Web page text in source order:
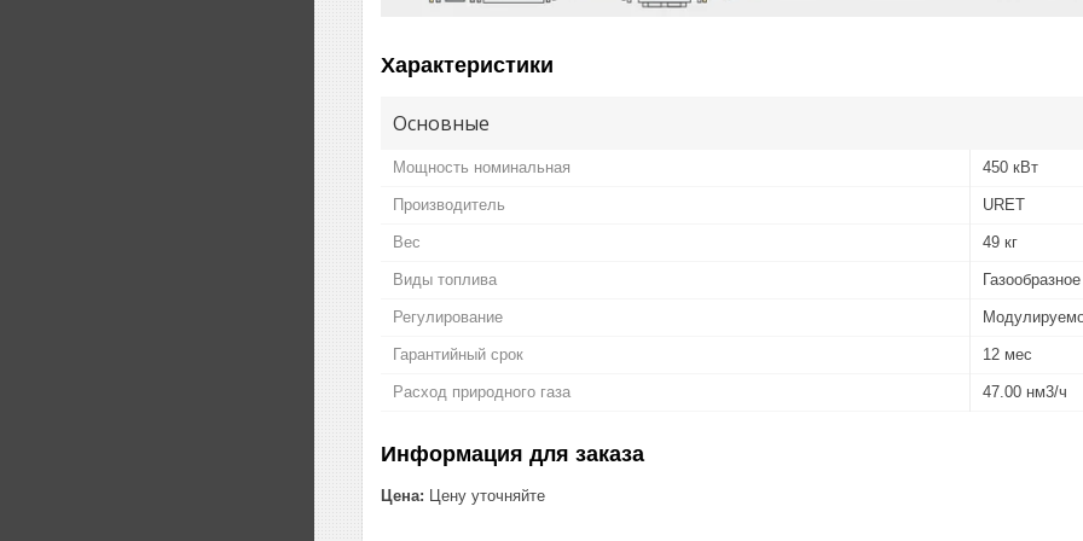
Характеристики
Основные
Мощность номинальная 450 кВт
Производитель URET
Вес 49 кг
Виды топлива Газообразное
Регулирование
Гарантийный срок 12 мес
Расход природного газа 47.00 нм3/ч
Информация для заказа
Цена: Цену уточняйте